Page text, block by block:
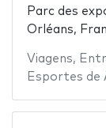
Parc des
Orléans,
Viagens,
Esportes de